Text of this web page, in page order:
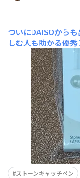
ついにDAISOから
しむ人も助かる優秀
ストもクラフト作
A認定手芸＆クラ
プを運営し、自分
見つけて感動した
ビーズやチャトン
ストーンキャッチペン